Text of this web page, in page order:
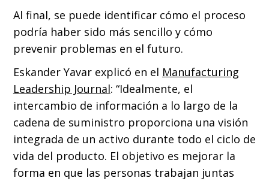
Al final, se puede identificar cómo el proceso
podría haber sido más sencillo y cómo
prevenir problemas en el futuro.
Eskander Yavar explicó en el Manufacturing
Leadership Journal: “Idealmente, el
intercambio de información a lo largo de la
cadena de suministro proporciona una visión
integrada de un activo durante todo el ciclo de
vida del producto. El objetivo es mejorar la
forma en que las personas trabajan juntas